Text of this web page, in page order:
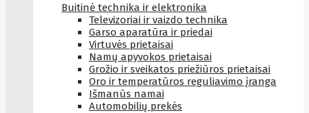
Buitinė technika ir elektronika
Televizoriai ir vaizdo technika
Garso aparatūra ir priedai
Virtuvės prietaisai
Namų apyvokos prietaisai
Grožio ir sveikatos priežiūros prietaisai
Oro ir temperatūros reguliavimo įranga
Išmanūs namai
Automobilių prekės